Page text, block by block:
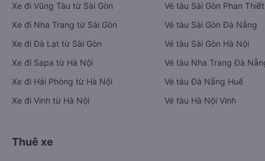
Xe đi Vũng Tàu từ Sài Gòn
Xe đi Nha Trang từ Sài Gòn
Xe đi Đà Lạt từ Sài Gòn
Xe đi Sapa từ Hà Nội
Xe đi Hải Phòng từ Hà Nội
Xe đi Vinh từ Hà Nội
Vé tàu Sài Gòn Phan Thiết
Vé tàu Sài Gòn Đà Nẵng
Vé tàu Sài Gòn Hà Nội
Vé tàu Nha Trang Đà
Vé tàu Đà Nẵng Huế
Vé tàu Hà Nội Vinh
Thuê xe